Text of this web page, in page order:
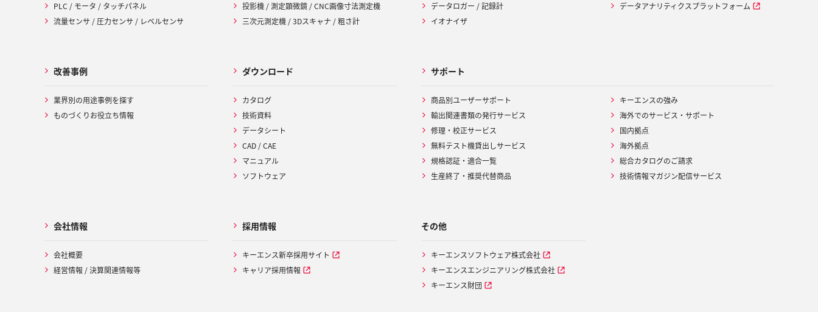
PLC / モータ / タッチパネル
流量センサ / 圧力センサ / レベルセンサ
投影機 / 測定顕微鏡 / CNC画像寸法測定機
三次元測定機 / 3Dスキャナ / 粗さ計
データロガー / 記録計
イオナイザ
データアナリティクスプラットフォーム
改善事例
業界別の用途事例を探す
ものづくりお役立ち情報
ダウンロード
カタログ
技術資料
データシート
CAD / CAE
マニュアル
ソフトウェア
サポート
商品別ユーザーサポート
輸出関連書類の発行サービス
修理・校正サービス
無料テスト機貸出しサービス
規格認証・適合一覧
生産終了・推奨代替商品
キーエンスの強み
海外でのサービス・サポート
国内拠点
海外拠点
総合カタログのご請求
技術情報マガジン配信サービス
会社情報
会社概要
経営情報 / 決算関連情報等
採用情報
キーエンス新卒採用サイト
キャリア採用情報
その他
キーエンスソフトウェア株式会社
キーエンスエンジニアリング株式会社
キーエンス財団